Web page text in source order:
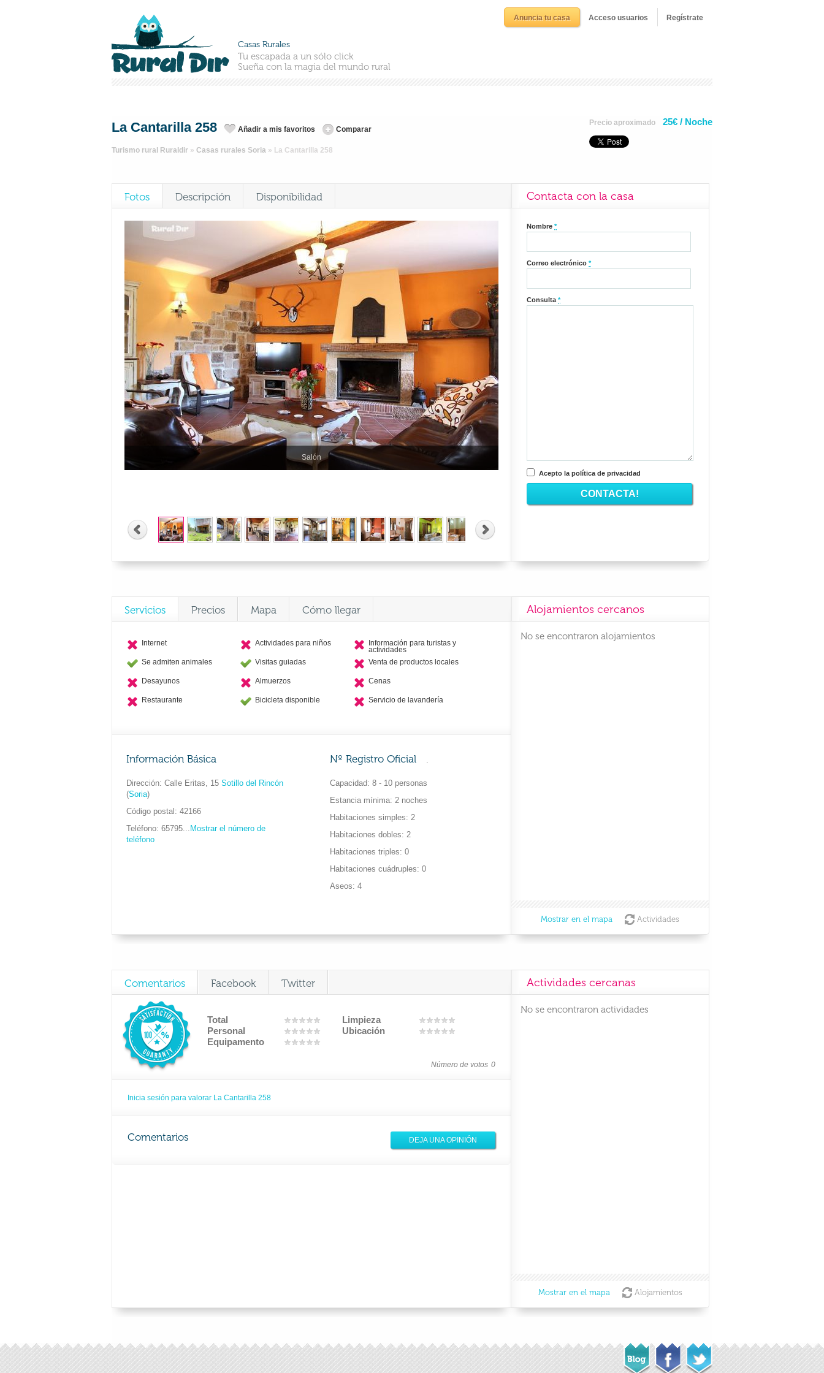
Casas Rurales
Tu escapada a un sólo click
Sueña con la magia del mundo rural
Anuncia tu casa Acceso usuarios Regístrate
La Cantarilla 258 Añadir a mis favoritos Comparar
Turismo rural Ruraldir » Casas rurales Soria » La Cantarilla 258
Precio aproximado 25€ / Noche
Fotos Descripción Disponibilidad
Salón
Contacta con la casa
Nombre*
Correo electrónico*
Consulta*
Acepto la política de privacidad
Servicios Precios Mapa Cómo llegar
Internet Actividades para niños Información para turistas y
actividades
Se admiten animales
Visitas guiadas Venta de productos locales
Desayunos Almuerzos Cenas
Restaurante Bicicleta disponible Servicio de lavandería
Información Básica Nº Registro Oficial .
Dirección Calle Eritas, 15 Sotillo del Rincón
(Soria)
Código postal
42166
Teléfono 65795... Mostrar el número de
teléfono
Capacidad
8 - 10 personas
Estancia mínima 2 noches
Habitaciones simples
2
Habitaciones dobles
2
Habitaciones triples
0
Habitaciones cuádruples
0
Aseos
4
Alojamientos cercanos
No se encontraron alojamientos
Mostrar en el mapa Actividades
Comentarios Facebook Twitter
Total
Limpieza
Personal
Ubicación
Equipamento
Número de votos 0
Inicia sesión para valorar La Cantarilla 258
Comentarios DEJA UNA OPINIÓN
Actividades cercanas
No se encontraron actividades
Mostrar en el mapa Alojamientos